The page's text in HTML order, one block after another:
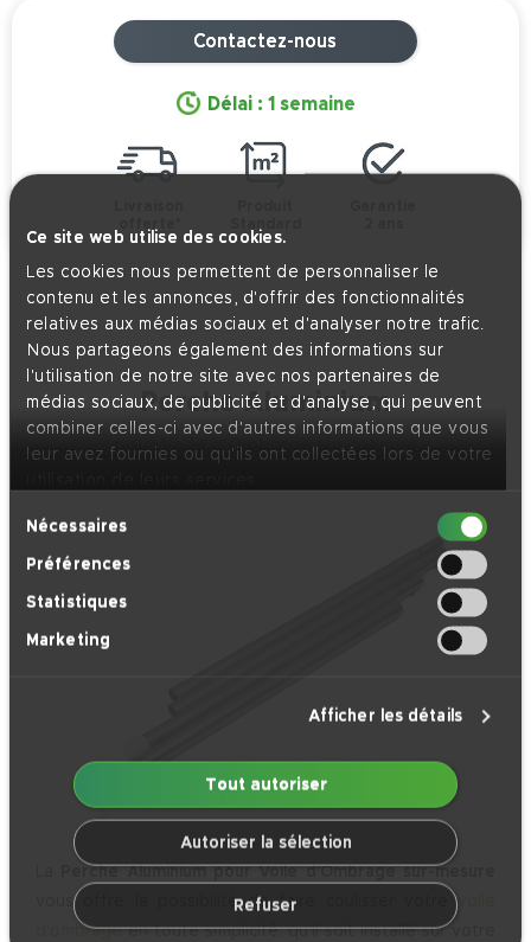
Ce site web utilise des cookies.
Les cookies nous permettent de personnaliser le
contenu et les annonces, d'offrir des fonctionnalités
relatives aux médias sociaux et d'analyser notre trafic.
Nous partageons également des informations sur
l'utilisation de notre site avec nos partenaires de
médias sociaux, de publicité et d'analyse, qui peuvent
combiner celles-ci avec d'autres informations que vous
leur avez fournies ou qu'ils ont collectées lors de votre
Sélection
Nécessaires
Préférences
Statistiques
Marketing
Afficher les détails
Tout autoriser
Autoriser la sélection
Refuser
Contactez-nous
Délai : 1 semaine
Perche Aluminium
pour Voile d’Ombrage sur-mesure
vous offre la possibilité de faire coulisser votre
d'ombrageen toute simplicité, qu’il soit installé sur votre